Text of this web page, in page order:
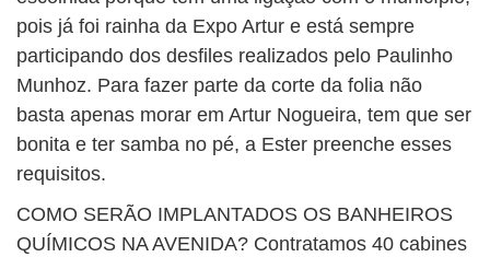
pois já foi rainha da Expo Artur e está sempre
participando dos desfiles realizados pelo Paulinho
Munhoz. Para fazer parte da corte da folia não
basta apenas morar em Artur Nogueira, tem que ser
bonita e ter samba no pé, a Ester preenche esses
requisitos.
COMO SERÃO IMPLANTADOS OS BANHEIROS
QUÍMICOS NA AVENIDA? Contratamos 40 cabines